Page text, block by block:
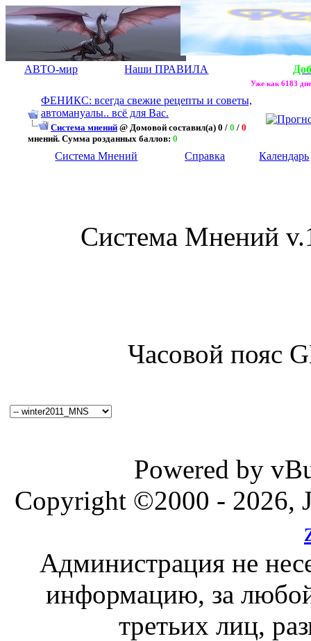
АВТО-мир Наши ПРАВИЛА
Уже как 6183
ФЕНИКС: всегда свежие рецепты и советы,
автомануалы.. всё для Вас.
Система мнений @ Домовой составил(а) 0 / 0 / 0
мнений. Сумма розданных баллов: 0
Система Мнений Справка Календарь
Система Мнений
Часовой пояс
Powered by
Copyright ©2000 - 2026,
Администрация не
информацию, за любой
третьих лиц,